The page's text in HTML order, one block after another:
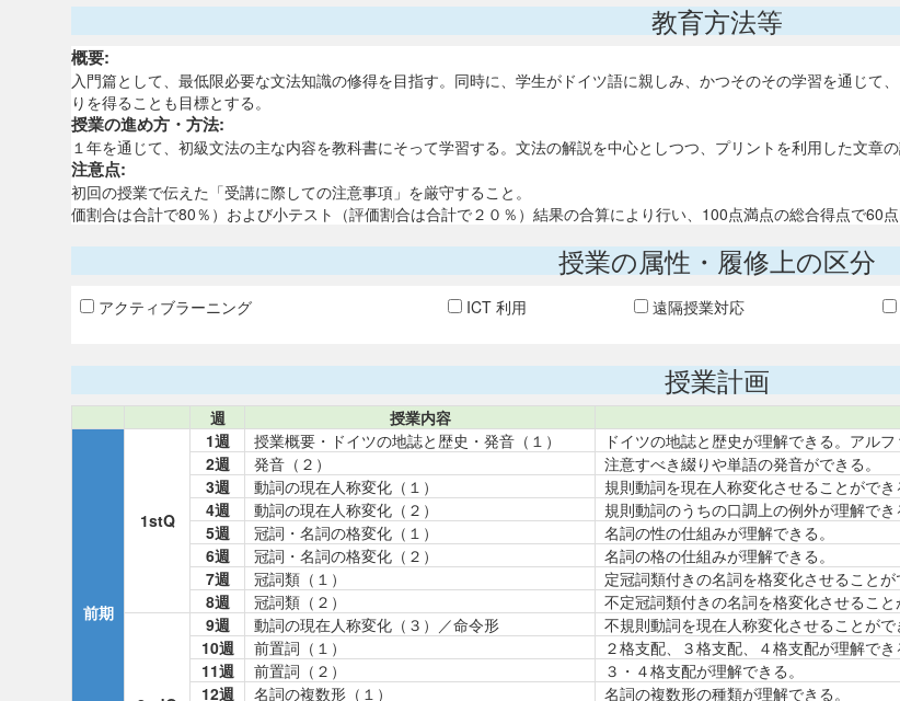
教育方法等
概要:
入門篇として、最低限必要な文法知識の修得を目指す。同時に、学生がドイツ語に親しみ、かつそのその学習を通じて
りを得ることも目標とする。
授業の進め方・方法:
１年を通じて、初級文法の主な内容を教科書にそって学習する。文法の解説を中心としつつ、プリントを利用した文章
注意点:
初回の授業で伝えた「受講に際しての注意事項」を厳守する
価割合は合計で80％）および小テスト（評価割合は合計で２０％）結果の合算により行い、100点満点の総合得点で60点
授業の属性・履修上の区分
アクティブラーニング ICT 利用 遠隔授業対応
授業計画
週 授業内容
前期
1stQ
1週 授業概要・ドイツの地誌と歴史・発音（１）
ドイツの地誌と歴史が理解できる。アルフ
2週
発音（２）
注意すべき綴りや単語の発音ができる。
3週
動詞の現在人称変化（１）
規則動詞を現在人称変化させることができ
4週
動詞の現在人称変化（２）
規則動詞のうちの口調上の例外が理解でき
5週
冠詞・名詞の格変化（１）
名詞の性の仕組みが理解できる。
6週
冠詞・名詞の格変化（２）
名詞の格の仕組みが理解できる。
7週
冠詞類（１）
定冠詞類付きの名詞を格変化させることが
8週
冠詞類（２） 不定冠詞類付きの名詞を格変化させること
9週 動詞の現在人称変化（３）／命令形
不規則動詞を現在人称変化させることが
10週
前置詞（１）
２格支配、３格支配、４格支配が理解でき
11週
前置詞（２）
３・４格支配が理解できる。
12週
名詞の複数形（１）
名詞の複数形の種類が理解できる。